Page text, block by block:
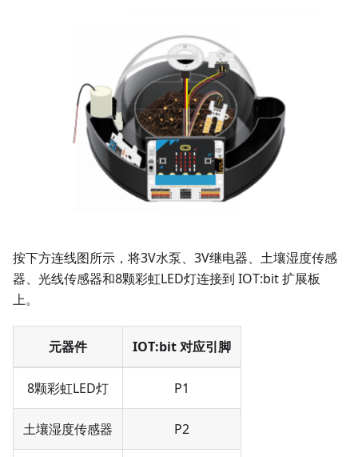
按下方连线图所示，将3V水泵、3V继电器、土壤湿度传感
器、光线传感器和8颗彩虹LED灯连接到 IOT:bit 扩展板
上。
元器件 IOT:bit 对应引脚
8颗彩虹LED灯 P1
土壤湿度传感器 P2